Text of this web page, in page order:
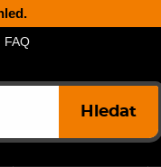
FAQ
Hledat